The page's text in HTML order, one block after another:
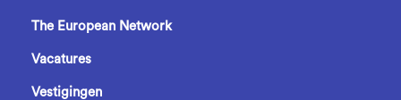
The European Network
Vacatures
Vestigingen